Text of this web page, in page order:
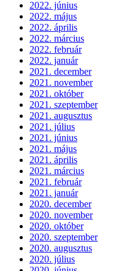
2022. június
2022. május
2022. április
2022. március
2022. február
2022. január
2021. december
2021. november
2021. október
2021. szeptember
2021. augusztus
2021. július
2021. június
2021. május
2021. április
2021. március
2021. február
2021. január
2020. december
2020. november
2020. október
2020. szeptember
2020. augusztus
2020. július